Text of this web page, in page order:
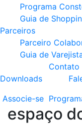
Programa
Guia de
Parceiros
Parceiro
Guia de
Downloads
Contato
Associe-se
espaço